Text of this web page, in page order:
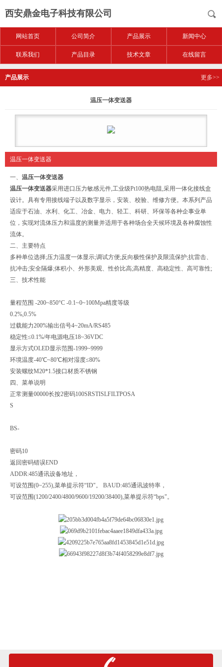
西安鼎金电子科技有限公司
网站首页 公司简介 产品展示 新闻中心
联系我们 产品目录 技术文章 在线留言
产品展示 更多>>
温压一体变送器
温压一体变送器
一、 温压一体变送器
温压一体变送器采用进口压力敏感元件,工业级Pt100热电阻,采用一体化接线盒
设计。具有专用接线端子以及数字显示，安装、校验、维修方便。本系列产品
适应于石油、水利、化工、冶金、电力、轻工、科研、环保等各种企事业单
位，实现对流体压力和温度的测量并适用于各种场合全天候环境及各种腐蚀性
流体。
二、主要特点
多种单位选择;压力温度一体显示;调试方便;反向极性保护及限流保护;抗雷击、
抗冲击;安全隔爆;体积小、外形美观、性价比高;高精度、高稳定性、高可靠性;
三、技术性能
量程范围 -200~850°C -0.1~0~100Mpa精度等级
0.2%,0.5%
过载能力200%输出信号4~20mA/RS485
稳定性≤0.1%/年电源电压18~36VDC
显示方式OLED显示范围-1999~9999
环境温度-40℃~80℃相对湿度≤80%
安装螺纹M20*1.5接口材质不锈钢
四、菜单说明
正常测量00000长按2密码100SRSTISLFILTPOSA
S
BS-
密码10
返回密码错误END
ADDR:485通讯设备地址，
可设范围(0~255),菜单提示符“ID"。 BAUD:485通讯波特率，
可设范围(1200/2400/4800/9600/19200/38400),菜单提示符“bps"。